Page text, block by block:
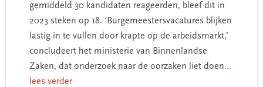
gemiddeld 30 kandidaten reageerden, bleef dit in
2023 steken op 18. ‘Burgemeestersvacatures blijken
lastig in te vullen door krapte op de arbeidsmarkt,’
concludeert het ministerie van Binnenlandse
Zaken, dat onderzoek naar de oorzaken liet doen...
lees verder